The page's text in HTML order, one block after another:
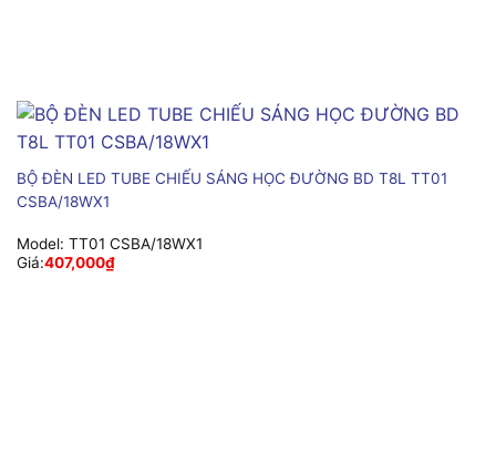
BỘ ĐÈN LED TUBE CHIẾU SÁNG HỌC ĐƯỜNG BD T8L TT01
CSBA/18WX1
Model: TT01 CSBA/18WX1
Giá:407,000₫